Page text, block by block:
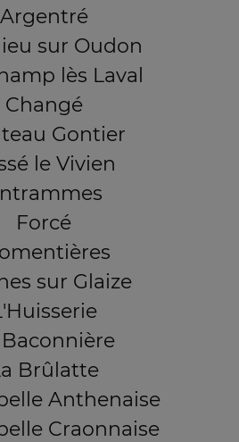
Argentré
sur Oudon
lès Laval
Changé
Gontier
le Vivien
Forcé
sur Glaize
Baconnière
Brûlatte
Anthenaise
Craonnaise